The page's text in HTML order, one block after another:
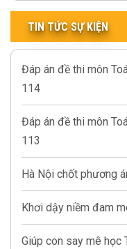
TIN TỨC SỰ KIỆN
Đáp án đề thi môn
114
Đáp án đề thi môn
113
Hà Nội chốt phương
Khơi dậy niềm đam
Giúp con say mê học